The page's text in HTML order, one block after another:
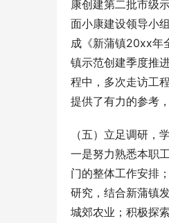
康创建第二批市级
面小康建设领导小
成《新蒲镇20xx年
镇示范创建季度推
程中，多次走访工
提供了有力的参考
（五）立足调研，
一是努力熟悉本职
门的整体工作安排
研究，结合新蒲镇
城郊农业；积极探